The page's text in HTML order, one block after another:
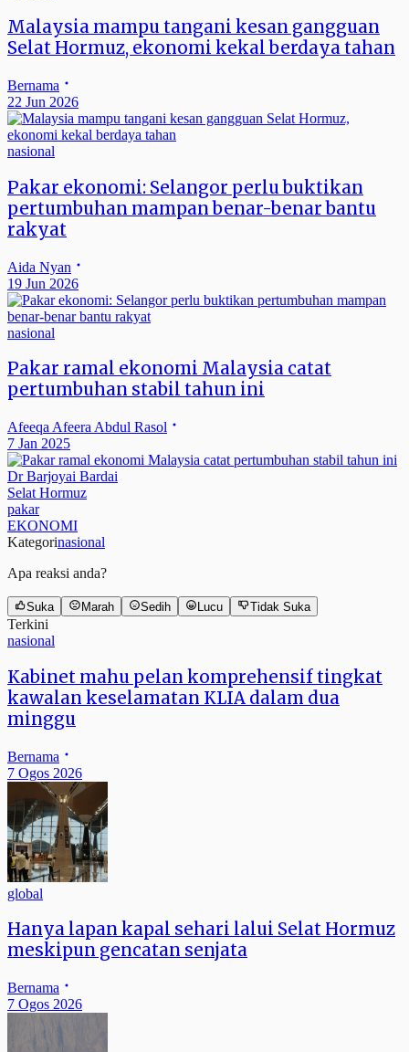
Malaysia mampu tangani kesan gangguan
Selat Hormuz, ekonomi kekal berdaya tahan
Bernama
22 Jun 2026
nasional
Pakar ekonomi: Selangor perlu buktikan
pertumbuhan mampan benar-benar bantu
rakyat
Aida Nyan
19 Jun 2026
nasional
Pakar ramal ekonomi Malaysia catat
pertumbuhan stabil tahun ini
Afeeqa Afeera Abdul Rasol
7 Jan 2025
Dr Barjoyai Bardai
Selat Hormuz
pakar
EKONOMI
Kategorinasional
Apa reaksi anda?
Suka Marah Sedih Lucu Tidak Suka
Terkini
nasional
Kabinet mahu pelan komprehensif tingkat
kawalan keselamatan KLIA dalam dua
minggu
Bernama
7 Ogos 2026
global
Hanya lapan kapal sehari lalui Selat Hormuz
meskipun gencatan senjata
Bernama
7 Ogos 2026